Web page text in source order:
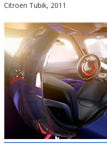
Citroen Tubik, 2011